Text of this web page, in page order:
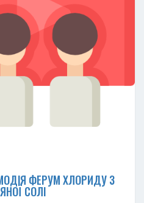
ФЕРУМ ХЛОРИДУ З
СОЛІ